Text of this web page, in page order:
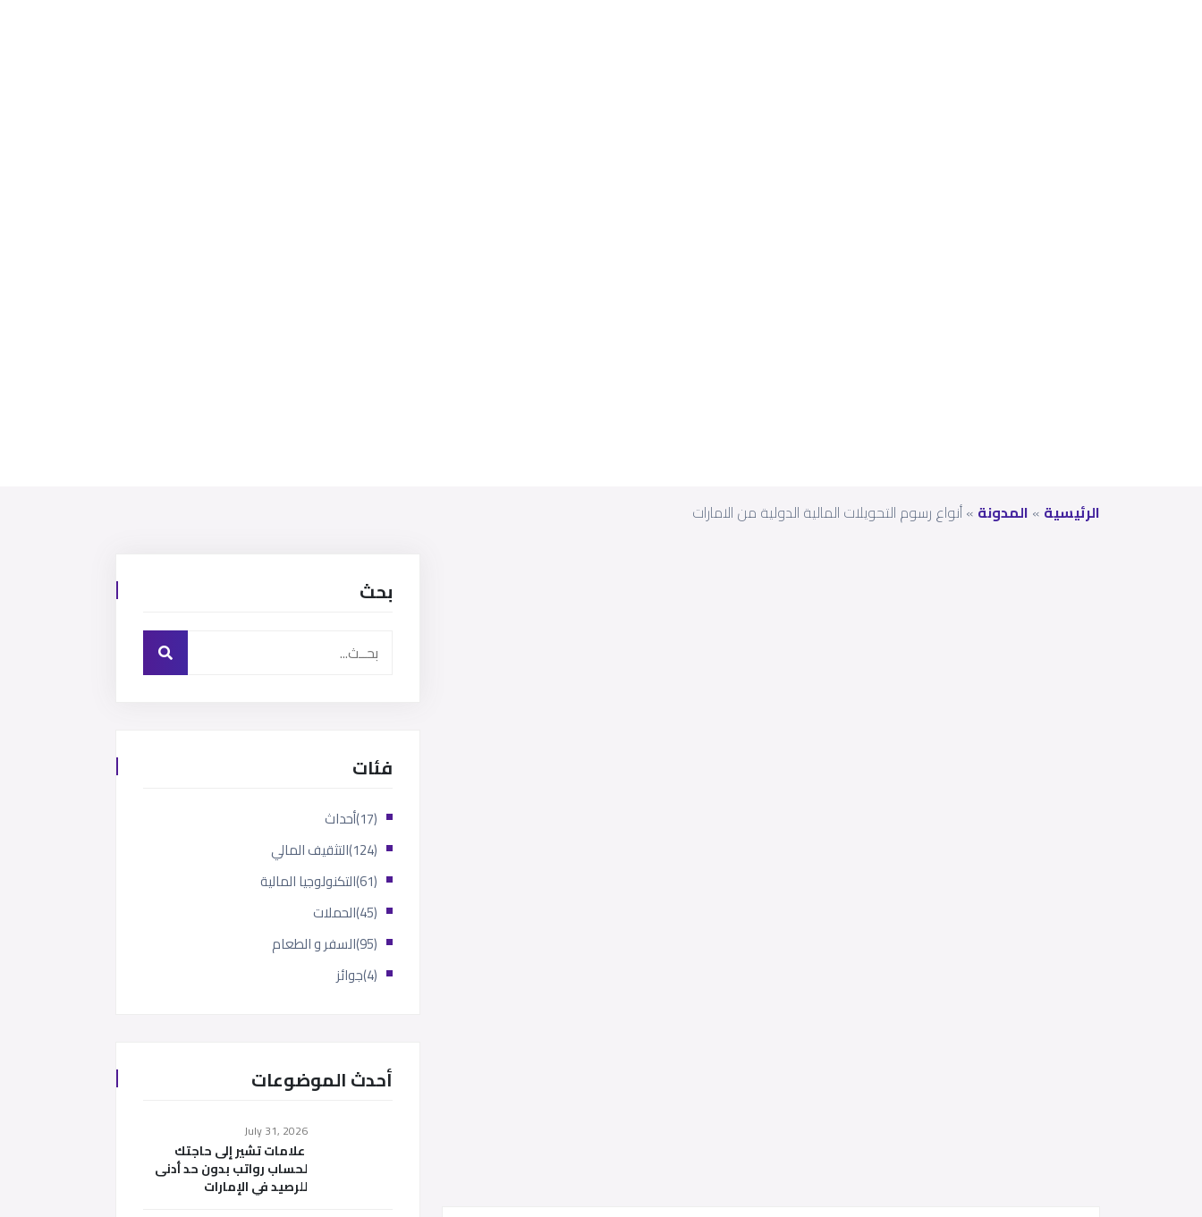
الرئيسية » المدونة »أنواع رسوم التحويلات المالية الدولية من الامارات
بحث
فئات
أحداث
(17)
التثقيف المالي
(124)
التكنولوجيا المالية
(61)
الحملات
(45)
السفر و الطعام
(95)
جوائز (4)
أحدث الموضوعات
July 31, 2026
علامات تشير إلى حاجتك
لحساب رواتب بدون حد أدنى
للرصيد في الإمارات